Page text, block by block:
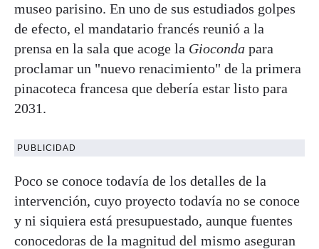
museo parisino. En uno de sus estudiados golpes
de efecto, el mandatario francés reunió a la
prensa en la sala que acoge la Gioconda para
proclamar un "nuevo renacimiento" de la primera
pinacoteca francesa que debería estar listo para
2031.
PUBLICIDAD
Poco se conoce todavía de los detalles de la
intervención, cuyo proyecto todavía no se conoce
y ni siquiera está presupuestado, aunque fuentes
conocedoras de la magnitud del mismo aseguran